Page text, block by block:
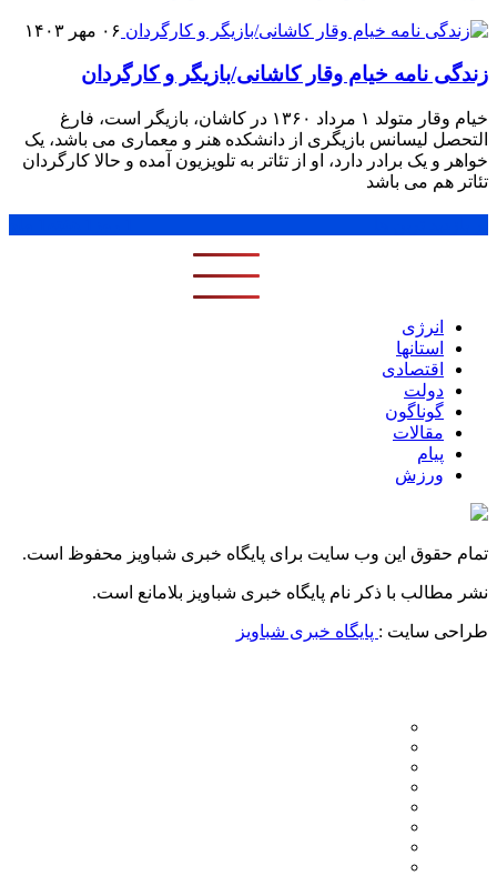
۰۶ مهر ۱۴۰۳
زندگی نامه خیام وقار کاشانی/بازیگر و کارگردان
خیام وقار متولد ۱ مرداد ۱۳۶۰ در کاشان، بازیگر است، فارغ
التحصل لیسانس بازیگری از دانشکده هنر و معماری می باشد، یک
خواهر و یک برادر دارد، او از تئاتر به تلویزیون آمده و حالا کارگردان
تئاتر هم می باشد
انرژی
استانها
اقتصادی
دولت
گوناگون
مقالات
پیام
ورزش
تمام حقوق این وب سایت برای پایگاه خبری شباویز محفوظ است.
نشر مطالب با ذکر نام پایگاه خبری شباویز بلامانع است.
طراحی سایت : پایگاه خبری شباویز